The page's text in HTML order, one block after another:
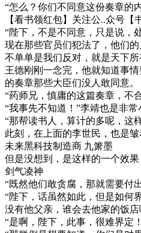
“怎么？你们不同意这份奏章的
【看书领红包】关注公..众号【
“陛下，不是不同意，只是说，
现在那些官员们犯法了，他们
不单单是我们反对，就是天下
王德刚刚一念完，他就知道事
的奏章那些大臣们没人敢同意。
“药师兄，慎庸的这篇奏章，不
“我事先不知道！”李靖也是非常
“那帮读书人，算计的多呢，这
此刻，在上面的李世民，也是
未来黑科技制造商 九箫墨
但是没想到，是这样的一个效
剑气凌神
“既然他们敢贪腐，那就需要付
“陛下，话虽然如此，但是如何
没有他父亲，谁会去他家的饭
“是啊，陛下，此事，很难界定